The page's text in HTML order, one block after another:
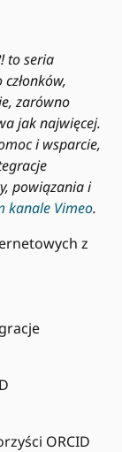
to seria
zarówno
jak najwięcej.
i wsparcie,
powiązania i
kanale Vimeo.
z
ORCID